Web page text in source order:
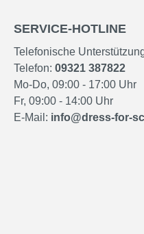
SERVICE-HOTLINE
Telefonische
Telefon: 09321 387822
Mo-Do, 09:00 - 17:00 Uhr
Fr, 09:00 - 14:00 Uhr
E-Mail: info@dress-for-